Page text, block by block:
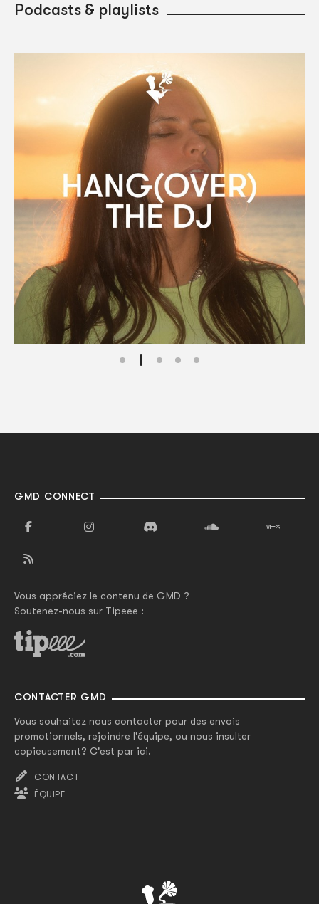
Podcasts & playlists
GMD CONNECT
Vous appréciez le contenu de GMD ?
Soutenez-nous sur Tipeee :
CONTACTER GMD
Vous souhaitez nous contacter pour des envois
promotionnels, rejoindre l'équipe, ou nous insulter
copieusement? C'est par ici.
CONTACT
ÉQUIPE